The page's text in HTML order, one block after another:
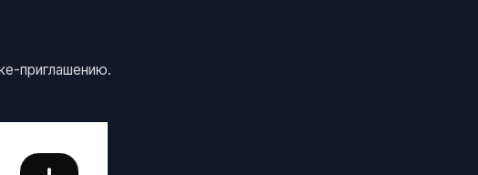
приглашению.